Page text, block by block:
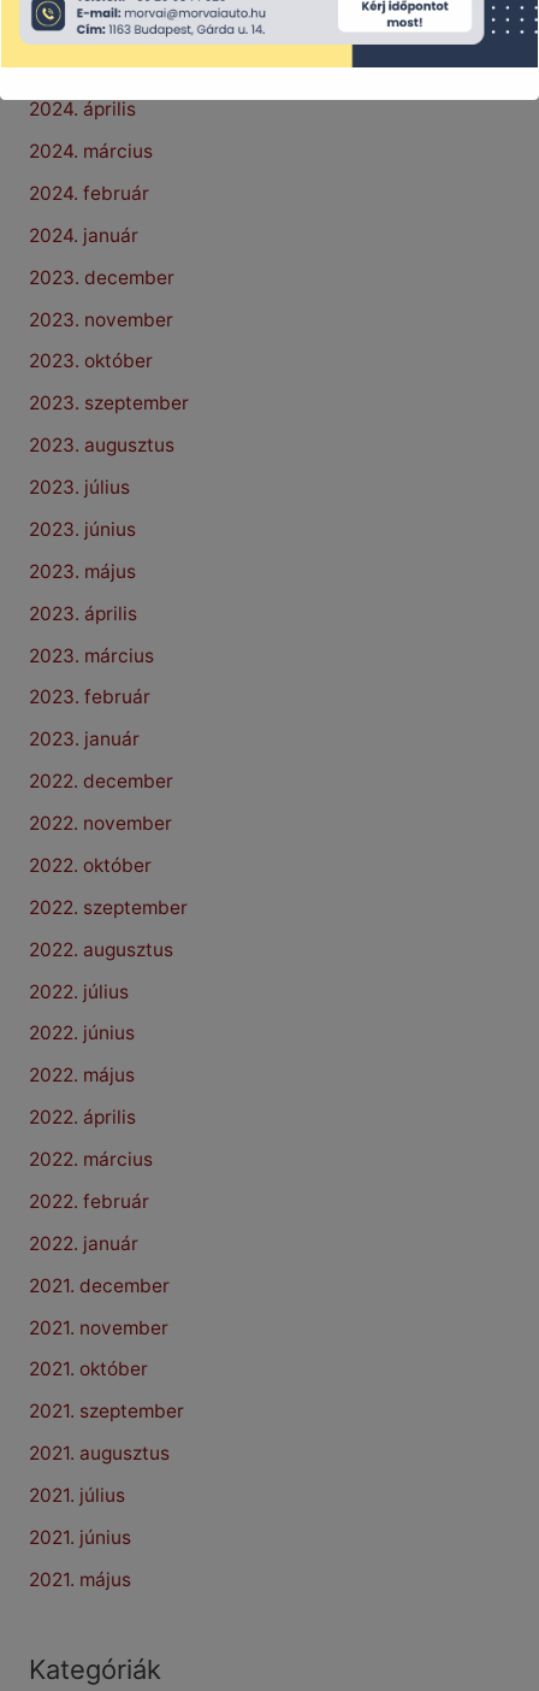
2024. június
2024. május
2024. április
2024. március
2024. február
2024. január
2023. december
2023. november
2023. október
2023. szeptember
2023. augusztus
2023. július
2023. június
2023. május
2023. április
2023. március
2023. február
2023. január
2022. december
2022. november
2022. október
2022. szeptember
2022. augusztus
2022. július
2022. június
2022. május
2022. április
2022. március
2022. február
2022. január
2021. december
2021. november
2021. október
2021. szeptember
2021. augusztus
2021. július
2021. június
2021. május
Kategóriák